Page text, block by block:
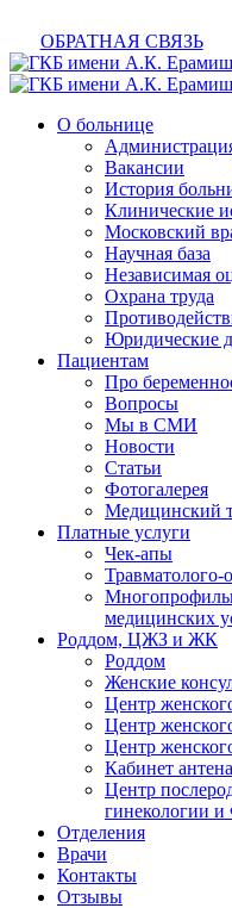
ОБРАТНАЯ СВЯЗЬ
О больнице
Вакансии
История
Клинические
Московский
Научная база
Независимая
Охрана труда
Юридические
Пациентам
Про
Вопросы
Мы в СМИ
Новости
Статьи
Фотогалерея
Медицинский
Платные услуги
Чек-апы
Травматолого-
медицинских
Роддом, ЦЖЗ и ЖК
Роддом
Женские
Центр
Центр
Центр
Кабинет
Центр
гинекологии
Отделения
Врачи
Контакты
Отзывы